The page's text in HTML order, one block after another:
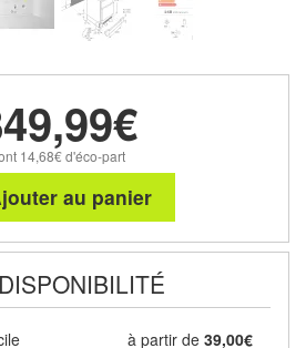
14,68€ d'éco-part
au panier
à partir de 39,00€